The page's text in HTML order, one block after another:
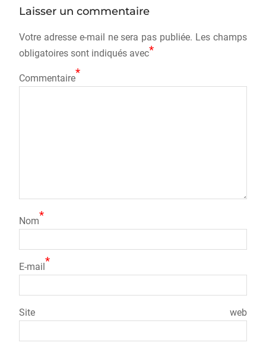
o
k
o
Laisser un commentaire
Votre adresse e-mail ne sera pas publiée. Les champs
obligatoires sont indiqués avec*
Commentaire*
Nom*
E-mail*
Site web